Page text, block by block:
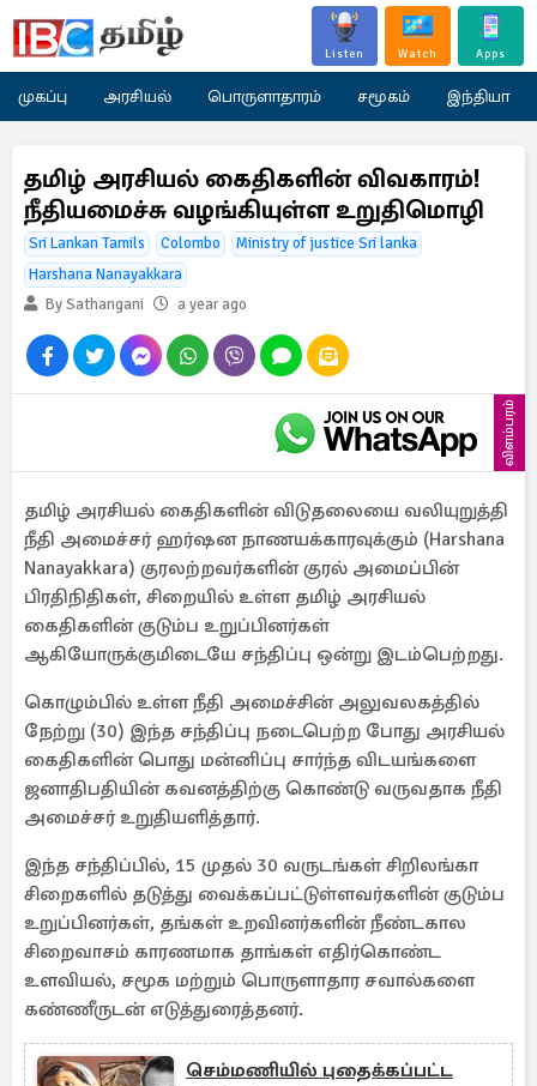
Listen Watch Apps
முகப்பு அரசியல் பொருளாதாரம் சமூகம் இந்தியா
தமிழ் அரசியல் கைதிகளின் விவகாரம்!
நீதியமைச்சு வழங்கியுள்ள உறுதிமொழி
Sri Lankan Tamils Colombo
Ministry of justice Sri lanka
Harshana Nanayakkara
By Sathangani
a year ago
விளம்பரம்
தமிழ் அரசியல் கைதிகளின் விடுதலையை வலியுறுத்தி
நீதி அமைச்சர் ஹர்ஷன நாணயக்காரவுக்கும் (Harshana
Nanayakkara) குரலற்றவர்களின் குரல் அமைப்பின்
பிரதிநிதிகள், சிறையில் உள்ள தமிழ் அரசியல்
கைதிகளின் குடும்ப உறுப்பினர்கள்
ஆகியோருக்குமிடையே சந்திப்பு ஒன்று இடம்பெற்றது.
கொழும்பில் உள்ள நீதி அமைச்சின் அலுவலகத்தில்
நேற்று (30) இந்த சந்திப்பு நடைபெற்ற போது அரசியல்
கைதிகளின் பொது மன்னிப்பு சார்ந்த விடயங்களை
ஜனாதிபதியின் கவனத்திற்கு கொண்டு வருவதாக நீதி
அமைச்சர் உறுதியளித்தார்.
இந்த சந்திப்பில், 15 முதல் 30 வருடங்கள் சிறிலங்கா
சிறைகளில் தடுத்து வைக்கப்பட்டுள்ளவர்களின் குடும்ப
உறுப்பினர்கள், தங்கள் உறவினர்களின் நீண்டகால
சிறைவாசம் காரணமாக தாங்கள் எதிர்கொண்ட
உளவியல், சமூக மற்றும் பொருளாதார சவால்களை
கண்ணீருடன் எடுத்துரைத்தனர்.
செம்மணியில் புதைக்கப்பட்ட